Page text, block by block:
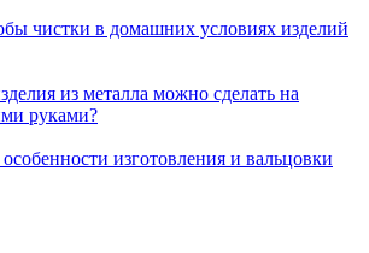
чистки в домашних условиях изделий
из металла можно сделать на
руками?
изготовления и вальцовки